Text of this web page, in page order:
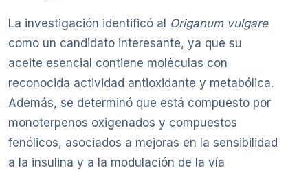
La investigación identificó al Origanum vulgare
como un candidato interesante, ya que su
aceite esencial contiene moléculas con
reconocida actividad antioxidante y metabólica.
Además, se determinó que está compuesto por
monoterpenos oxigenados y compuestos
fenólicos, asociados a mejoras en la sensibilidad
a la insulina y a la modulación de la vía